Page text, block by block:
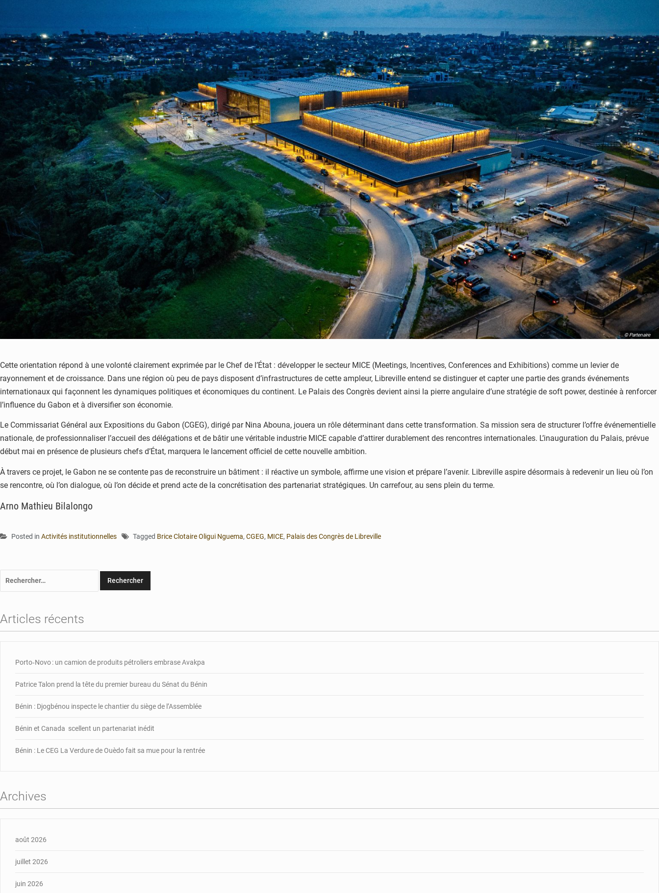
© Partenaire
Cette orientation répond à une volonté clairement exprimée par le Chef de l’État : développer le secteur MICE (Meetings, Incentives, Conferences and Exhibitions) comme un levier de
rayonnement et de croissance. Dans une région où peu de pays disposent d’infrastructures de cette ampleur, Libreville entend se distinguer et capter une partie des grands événements
internationaux qui façonnent les dynamiques politiques et économiques du continent. Le Palais des Congrès devient ainsi la pierre angulaire d’une stratégie de soft power, destinée à renforcer
l’influence du Gabon et à diversifier son économie.
Le Commissariat Général aux Expositions du Gabon (CGEG), dirigé par Nina Abouna, jouera un rôle déterminant dans cette transformation. Sa mission sera de structurer l’offre événementielle
nationale, de professionnaliser l’accueil des délégations et de bâtir une véritable industrie MICE capable d’attirer durablement des rencontres internationales. L’inauguration du Palais, prévue
début mai en présence de plusieurs chefs d’État, marquera le lancement officiel de cette nouvelle ambition.
À travers ce projet, le Gabon ne se contente pas de reconstruire un bâtiment : il réactive un symbole, affirme une vision et prépare l’avenir. Libreville aspire désormais à redevenir un lieu où l’on
se rencontre, où l’on dialogue, où l’on décide et prend acte de la concrétisation des partenariat stratégiques. Un carrefour, au sens plein du terme.
Arno Mathieu Bilalongo
Posted in Activités institutionnelles Tagged Brice Clotaire Oligui Nguema, CGEG, MICE, Palais des Congrès de Libreville
Articles récents
Porto‑Novo : un camion de produits pétroliers embrase Avakpa
Patrice Talon prend la tête du premier bureau du Sénat du Bénin
Bénin : Djogbénou inspecte le chantier du siège de l’Assemblée
Bénin et Canada scellent un partenariat inédit
Bénin : Le CEG La Verdure de Ouèdo fait sa mue pour la rentrée
Archives
août 2026
juillet 2026
juin 2026